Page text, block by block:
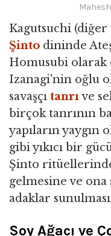
Kagutsuchi
Şinto dininde
Homusubi olarak
Izanagi'nin oğlu
savaşçı tanrıve
birçok tanrının
yapıların yaygın
gibi yıkıcı bir
Şinto
gelmesine ve ona
adaklar
Soy Ağacı ve